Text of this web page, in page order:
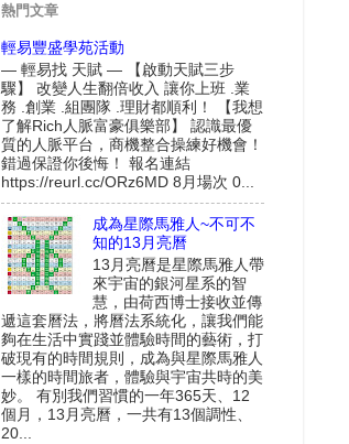
熱門文章
輕易豐盛學苑活動
— 輕易找 天賦 — 【啟動天賦三步
驟】 改變人生翻倍收入 讓你上班 .業
務 .創業 .組團隊 .理財都順利！ 【我想
了解Rich人脈富豪俱樂部】 認識最優
質的人脈平台，商機整合操練好機會！
錯過保證你後悔！ 報名連結
https://reurl.cc/ORz6MD 8月場次 0...
成為星際馬雅人~不可不
知的13月亮曆
13月亮曆是星際馬雅人帶
來宇宙的銀河星系的智
慧，由荷西博士接收並傳
遞這套曆法，將曆法系統化，讓我們能
夠在生活中實踐並體驗時間的藝術，打
破現有的時間規則，成為與星際馬雅人
一樣的時間旅者，體驗與宇宙共時的美
妙。 有別我們習慣的一年365天、12
個月，13月亮曆，一共有13個調性、
20...